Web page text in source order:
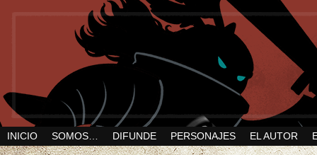
INICIO SOMOS… DIFUNDE PERSONAJES EL AUTOR